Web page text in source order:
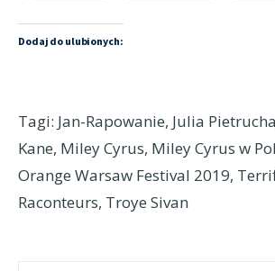
Dodaj do ulubionych:
Tagi: Jan-Rapowanie, Julia Pietrucha
Kane, Miley Cyrus, Miley Cyrus w
Orange Warsaw Festival 2019,
Raconteurs, Troye Sivan